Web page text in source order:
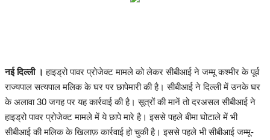
खेल
राज्य
व्यापार
नई दिल्ली । हाइड्रो पावर प्रोजेक्‍ट मामले को लेकर सीबीआई ने जम्मू कश्मीर के पूर्व
राज्यपाल सत्यपाल मलिक के घर पर छापेमारी की है। सीबीआई ने ‎दिल्ली में उनके घर
के अलावा 30 जगह पर यह कार्रवाई की है। सूत्रों की मानें तो दरअसल सीबीआई ने
हाइड्रो पावर प्रोजेक्‍ट मामले में ये छापे मारे है। इससे पहले बीमा घोटाले में भी
सीबीआई की मलिक के खिलाफ़ कार्रवाई हो चुकी है। इससे पहले भी सीबीआई जम्मू-